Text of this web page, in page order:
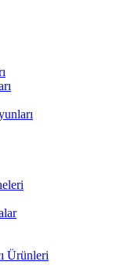
Ürünleri